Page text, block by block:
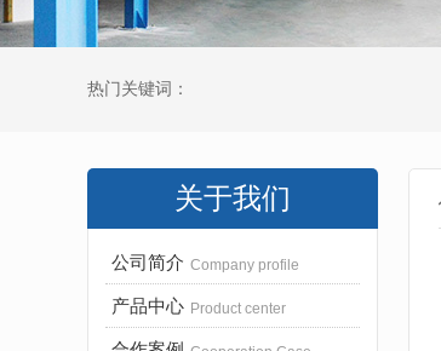
热门关键词：
关于我们
公司简介 Company profile
产品中心 Product center